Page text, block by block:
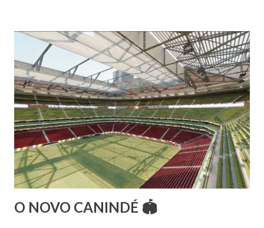
Esteve na Índia aprofundando seus estudos neste estilo
além de partir para pesquisa e vivência das danças
folclóricas do Rajastão (Kalbelia, Banjara, Ghoomar, Chair).
Bailarina profissional e professora de dança. Dedica-se há
15 anos ao estudo e pesquisa de danças étnicas, em especial
às danças ciganas, árabes e indianas. Iniciou seus estudos de
dança aos 4 anos de idade (em 1982) no balé clássico,
passando por diversas atividades co...
O NOVO CANINDÉ 🏟